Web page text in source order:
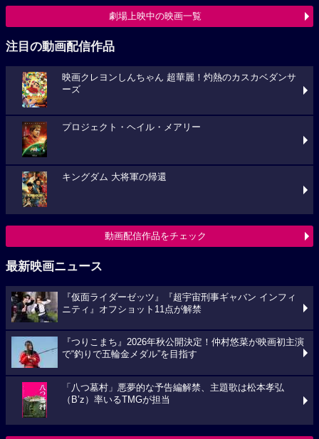
劇場上映中の映画一覧
注目の動画配信作品
映画クレヨンしんちゃん 超華麗！灼熱のカスカベダンサ
ーズ
プロジェクト・ヘイル・メアリー
キングダム 大将軍の帰還
動画配信作品をチェック
最新映画ニュース
『仮面ライダーゼッツ』『超宇宙刑事ギャバン インフィ
ニティ』オフショット11点が解禁
『つりこまち』2026年秋公開決定！仲村悠菜が映画初主演
で“釣りで五輪金メダル”を目指す
「八つ墓村」悪夢的な予告編解禁、主題歌は松本孝弘
（B’z）率いるTMGが担当